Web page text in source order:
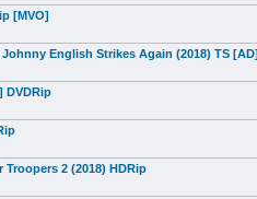
[MVO]
English Strikes Again (2018) TS
DVDRip
Troopers 2 (2018) HDRip